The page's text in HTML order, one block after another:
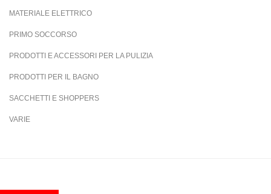
MATERIALE ELETTRICO
PRIMO SOCCORSO
PRODOTTI E ACCESSORI PER LA PULIZIA
PRODOTTI PER IL BAGNO
SACCHETTI E SHOPPERS
VARIE